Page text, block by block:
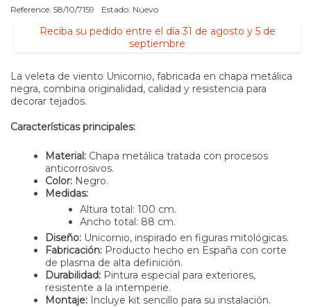
Reference: 58/10/7159 Estado: Nuevo
Reciba su pedido entre el día 31 de agosto y 5 de
septiembre
La veleta de viento Unicornio, fabricada en chapa metálica
negra, combina originalidad, calidad y resistencia para
decorar tejados.
Características principales:
Material: Chapa metálica tratada con procesos
anticorrosivos.
Color: Negro.
Medidas:
Altura total: 100 cm.
Ancho total: 88 cm.
Diseño: Unicornio, inspirado en figuras mitológicas.
Fabricación: Producto hecho en España con corte
de plasma de alta definición.
Durabilidad: Pintura especial para exteriores,
resistente a la intemperie.
Montaje: Incluye kit sencillo para su instalación.